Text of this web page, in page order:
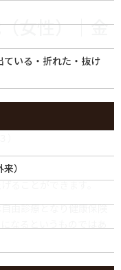
女性）｜金
レー×７）・
ることができます。
由診療となり健康保険
なるというものではあ
ている・折れた・抜け
）